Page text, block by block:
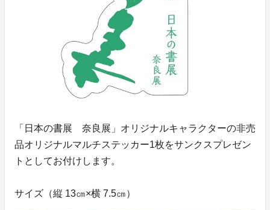
「日本の書展 奈良展」オリジナルキャラクターの非売
品オリジナルマルチステッカー1枚をサンクスプレゼン
トとしてお付けします。
サイズ（縦 13㎝×横 7.5㎝）